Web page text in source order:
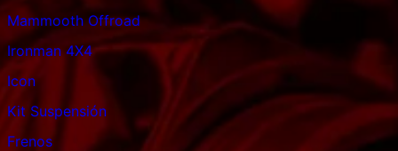
Mammooth Offroad
Ironman 4X4
Icon
Kit Suspensión
Frenos